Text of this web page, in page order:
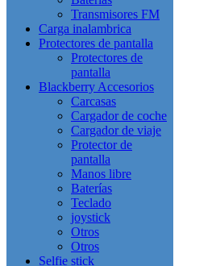
Transmisores FM
Carga inalambrica
Protectores de pantalla
Protectores de
pantalla
Blackberry Accesorios
Carcasas
Cargador de coche
Cargador de viaje
Protector de
pantalla
Manos libre
Baterías
Teclado
joystick
Otros
Otros
Selfie stick